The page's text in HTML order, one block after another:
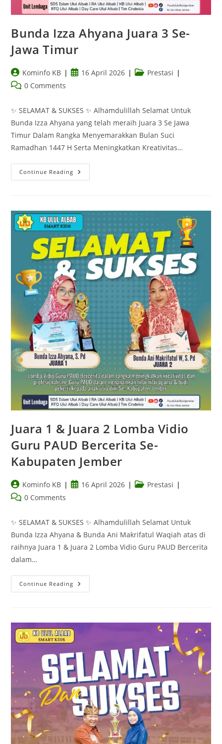
Bunda Izza Ahyana Juara 3 Se-
Jawa Timur
Kominfo KB 16 April 2026
Prestasi
0 Comments
✨ SELAMAT & SUKSES ✨ Alhamdulillah Selamat Untuk
Bunda Izza Ahyana yang telah meraih Juara 3 Se Jawa
Timur Dalam Rangka Menyemarakkan Bulan Suci
Ramadhan 1447 H Serta Meningkatkan Kreativitas…
Continue Reading
Juara 1 & Juara 2 Lomba Vidio
Guru PAUD Bercerita Se-
Kabupaten Jember
Kominfo KB 16 April 2026
Prestasi
0 Comments
✨ SELAMAT & SUKSES ✨ Alhamdulillah Selamat Untuk
Bunda Izza Ahyana & Bunda Ani Makrifatul Waqiah atas di
raihnya Juara 1 & Juara 2 Lomba Vidio Guru PAUD Bercerita
dalam…
Continue Reading